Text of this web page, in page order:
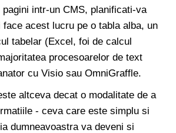
intr-un CMS, planificati-va
acest lucru pe o tabla alba, un
tabelar (Excel, foi de calcul
procesoarelor de text
cu Visio sau OmniGraffle.
altceva decat o modalitate de a
- ceva care este simplu si
dumneavoastra va deveni si